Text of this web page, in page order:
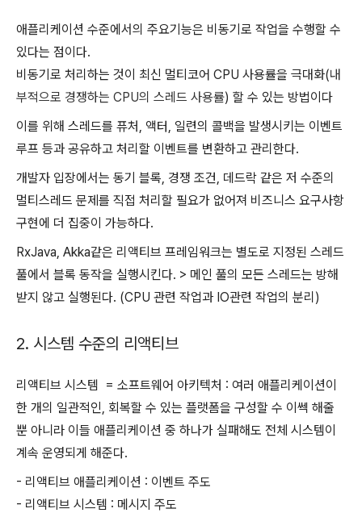
애플리케이션 수준에서의 주요기능은 비동기로 작업을 수행할 수
있다는 점이다.
비동기로 처리하는 것이 최신 멀티코어 CPU 사용률을 극대화(내
부적으로 경쟁하는 CPU의 스레드 사용률) 할 수 있는 방법이다
이를 위해 스레드를 퓨처, 액터, 일련의 콜백을 발생시키는 이벤트
루프 등과 공유하고 처리할 이벤트를 변환하고 관리한다.
개발자 입장에서는 동기 블록, 경쟁 조건, 데드락 같은 저 수준의
멀티스레드 문제를 직접 처리할 필요가 없어져 비즈니스 요구사항
구현에 더 집중이 가능하다.
RxJava, Akka같은 리액티브 프레임워크는 별도로 지정된 스레드
풀에서 블록 동작을 실행시킨다. > 메인 풀의 모든 스레드는 방해
받지 않고 실행된다. (CPU 관련 작업과 IO관련 작업의 분리)
2. 시스템 수준의 리액티브
리액티브 시스템 = 소프트웨어 아키텍처 : 여러 애플리케이션이
한 개의 일관적인, 회복할 수 있는 플랫폼을 구성할 수 이쎅 해줄
뿐 아니라 이들 애플리케이션 중 하나가 실패해도 전체 시스템이
계속 운영되게 해준다.
- 리액티브 애플리케이션 : 이벤트 주도
- 리액티브 시스템 : 메시지 주도